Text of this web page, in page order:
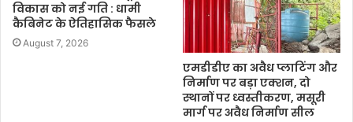
विकास को नई गति : धामी
कैबिनेट के ऐतिहासिक फैसले
August 7, 2026
एमडीडीए का अवैध प्लाटिंग और
निर्माण पर बड़ा एक्शन, दो
स्थानों पर ध्वस्तीकरण, मसूरी
मार्ग पर अवैध निर्माण सील